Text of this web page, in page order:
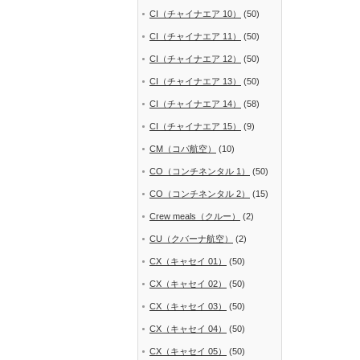
CI（チャイナエア 10） (50)
CI（チャイナエア 11） (50)
CI（チャイナエア 12） (50)
CI（チャイナエア 13） (50)
CI（チャイナエア 14） (58)
CI（チャイナエア 15） (9)
CM（コパ航空） (10)
CO（コンチネンタル 1） (50)
CO（コンチネンタル 2） (15)
Crew meals（クルー） (2)
CU（クバーナ航空） (2)
CX（キャセイ 01） (50)
CX（キャセイ 02） (50)
CX（キャセイ 03） (50)
CX（キャセイ 04） (50)
CX（キャセイ 05） (50)